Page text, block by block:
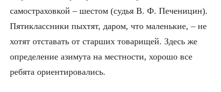
самостраховкой – шестом (судья В. Ф. Печеницин).
Пятиклассники пыхтят, даром, что маленькие, – не
хотят отставать от старших товарищей. Здесь же
определение азимута на местности, хорошо все
ребята ориентировались.